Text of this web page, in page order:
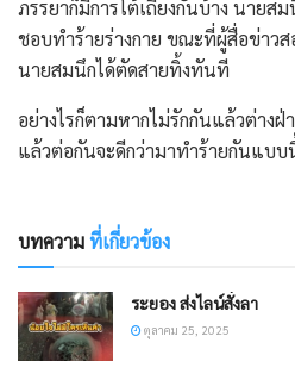
ภรรยาก็มีการโต้เถียงกันบ้าง นายส
ชอบทำร้ายร่างกาย ขณะที่ผู้สื่อข่าว
นายสมนึกได้ตัดสายทิ้งทันที
อย่างไรก็ตามหากไม่รักกันแล้วต่างฝ่
แล้วต่อกันจะดีกว่ามาทำร้ายกันแบบ
บทความที่เกี่ยวข้อง
ระยอง ส่งไลน์สั่งลา
ตุลาคม 25, 2025